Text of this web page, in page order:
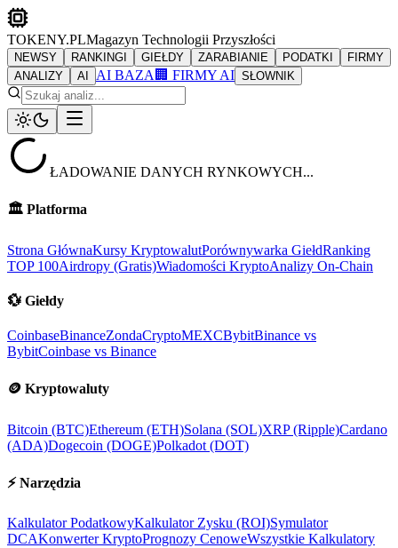
TOKENY.PLMagazyn Technologii Przyszłości
NEWSY RANKINGI GIEŁDY ZARABIANIE PODATKI
FIRMY
ANALIZY
AI AI BAZA 🏢 FIRMY AI SŁOWNIK
ŁADOWANIE DANYCH RYNKOWYCH...
🏛️ Platforma
Strona GłównaKursy KryptowalutPorównywarka GiełdRanking
TOP 100Airdropy (Gratis)Wiadomości KryptoAnalizy On-Chain
💱 Giełdy
CoinbaseBinanceZondaCryptoMEXCBybitBinance vs
BybitCoinbase vs Binance
🪙 Kryptowaluty
Bitcoin (BTC)Ethereum (ETH)Solana (SOL)XRP (Ripple)Cardano
(ADA)Dogecoin (DOGE)Polkadot (DOT)
⚡ Narzędzia
Kalkulator PodatkowyKalkulator Zysku (ROI)Symulator
DCAKonwerter KryptoPrognozy CenoweWszystkie Kalkulatory